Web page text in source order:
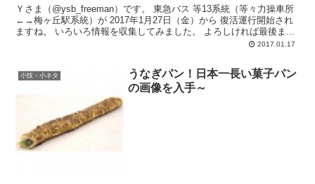
Ｙさま（@ysb_freeman）です。 東急バス 等13系統（等々力操車所
←→梅ヶ丘駅系統）が 2017年1月27日（金）から 復活運行開始され
ますね。 いろいろ情報を収集してみました。 よろしければ最後ま...
2017.01.17
小技・小ネタ
うなぎパン！日本一長い菓子パン
の画像を入手～